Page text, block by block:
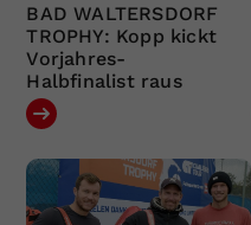
BAD WALTERSDORF
TROPHY: Kopp kickt
Vorjahres-
Halbfinalist raus